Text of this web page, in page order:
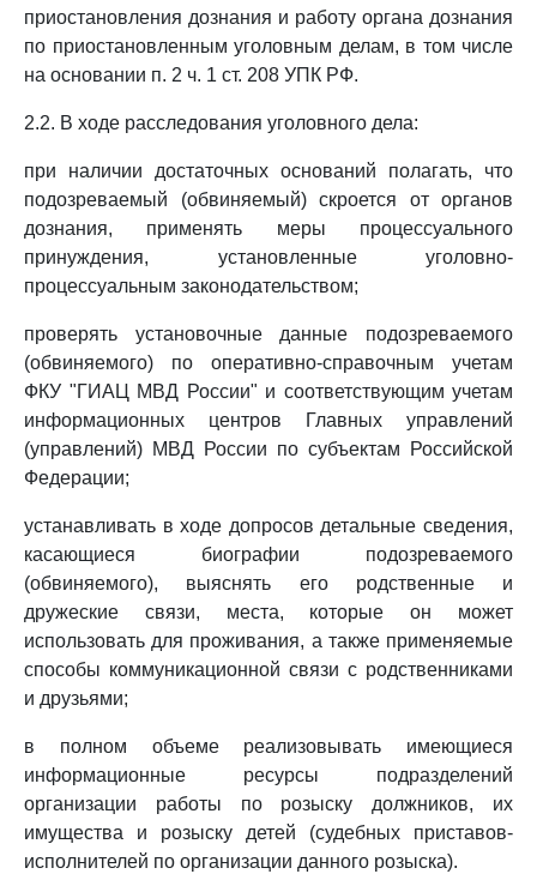
приостановления дознания и работу органа дознания
по приостановленным уголовным делам, в том числе
на основании п. 2 ч. 1 ст. 208 УПК РФ.
2.2. В ходе расследования уголовного дела:
при наличии достаточных оснований полагать, что
подозреваемый (обвиняемый) скроется от органов
дознания, применять меры процессуального
принуждения, установленные уголовно-
процессуальным законодательством;
проверять установочные данные подозреваемого
(обвиняемого) по оперативно-справочным учетам
ФКУ "ГИАЦ МВД России" и соответствующим учетам
информационных центров Главных управлений
(управлений) МВД России по субъектам Российской
Федерации;
устанавливать в ходе допросов детальные сведения,
касающиеся биографии подозреваемого
(обвиняемого), выяснять его родственные и
дружеские связи, места, которые он может
использовать для проживания, а также применяемые
способы коммуникационной связи с родственниками
и друзьями;
в полном объеме реализовывать имеющиеся
информационные ресурсы подразделений
организации работы по розыску должников, их
имущества и розыску детей (судебных приставов-
исполнителей по организации данного розыска).